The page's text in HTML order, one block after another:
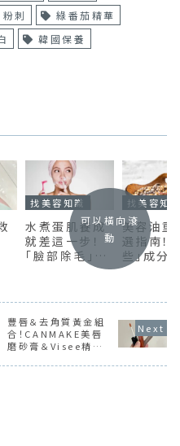
粉刺
綠番茄精華
韓國保養
找美容知識
水煮蛋肌養成
就差這一步！
「臉部除毛」不
一定要靠醫
用你也能自己
找美容知
美容油重
選指南！
些」成分
網友狂推
可以橫向滾
動
豐唇＆去角質黃金組
合！CANMAKE美唇
磨砂膏＆Visee精華